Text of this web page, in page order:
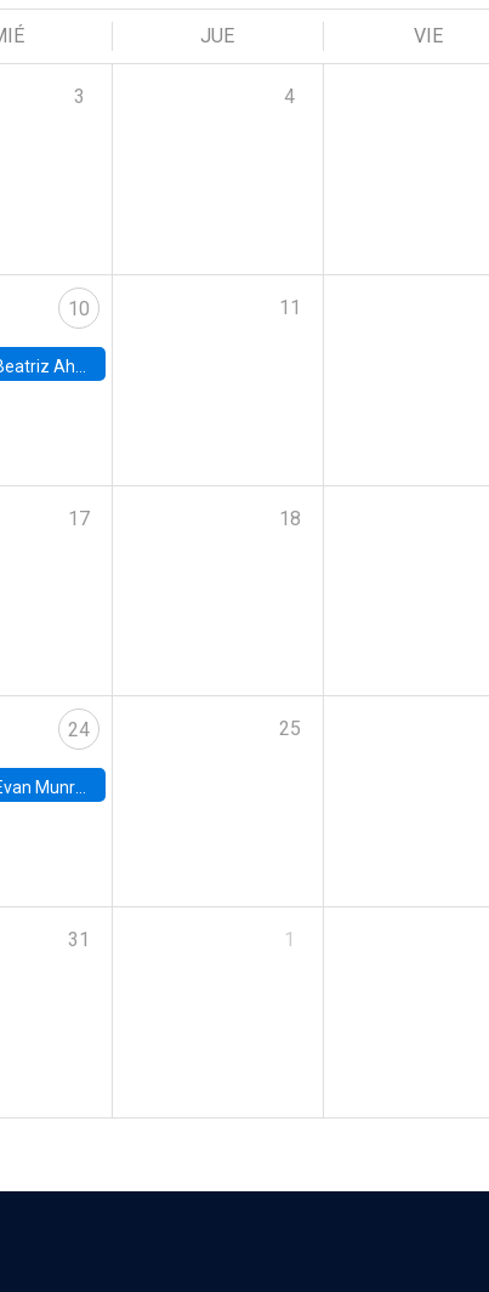
JUE VIE
3 4
10
Ahumada, PhD candidate, Universidad de Pittsburgh
11
17 18
24
Neyman Visiting Assistant Professor in the Department of Statistics at UC Berkeley
25
31 1